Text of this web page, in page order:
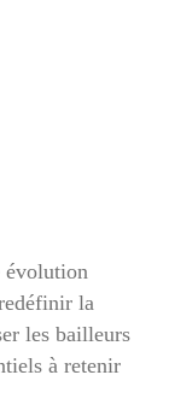
évolution
la
les bailleurs
à retenir